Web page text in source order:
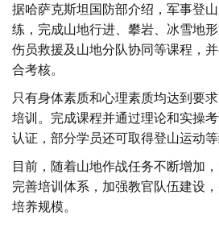
据哈萨克斯坦国防部介绍，军事登
练，完成山地行进、攀岩、冰雪地形
伤员救援及山地分队协同等课程，
合考核。
只有身体素质和心理素质均达到要
培训。完成课程并通过理论和实操
认证，部分学员还可取得登山运动等
目前，随着山地作战任务不断增加
完善培训体系，加强教官队伍建设
培养规模。